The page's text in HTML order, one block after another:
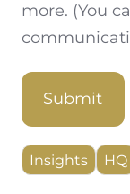
more. (You
Insights HQ